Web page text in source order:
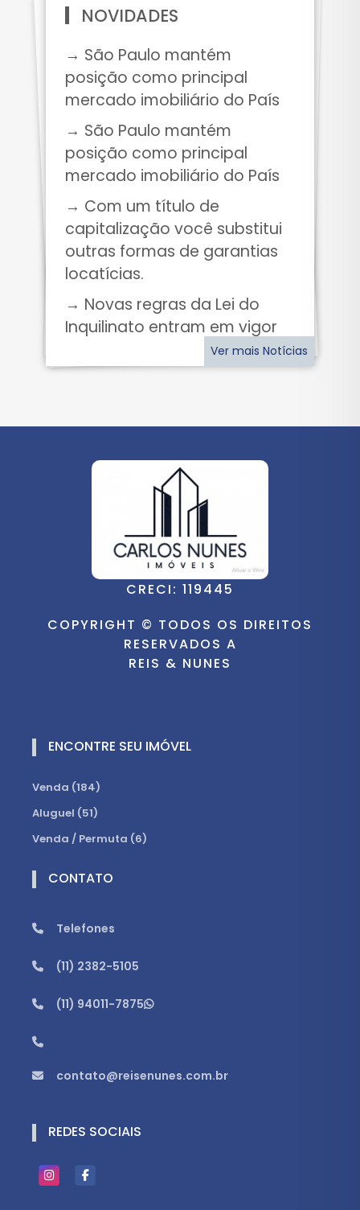
NOVIDADES
→ São Paulo mantém
posição como principal
mercado imobiliário do País
→ São Paulo mantém
posição como principal
mercado imobiliário do País
→ Com um título de
capitalização você substitui
outras formas de garantias
locatícias.
→ Novas regras da Lei do
Inquilinato entram em vigor
Ver mais Notícias
CRECI: 119445
COPYRIGHT © TODOS OS DIREITOS
RESERVADOS A
REIS & NUNES
ENCONTRE SEU IMÓVEL
Venda (184)
Aluguel (51)
Venda / Permuta (6)
CONTATO
Telefones
(11) 2382-5105
(11) 94011-7875
contato@reisenunes.com.br
REDES SOCIAIS